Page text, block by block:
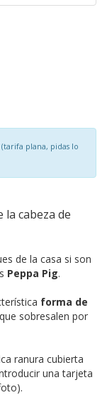
(tarifa plana, pidas lo
cabeza de
de la casa si son
Peppa Pig.
forma de
sobresalen por
ranura cubierta
una tarjeta